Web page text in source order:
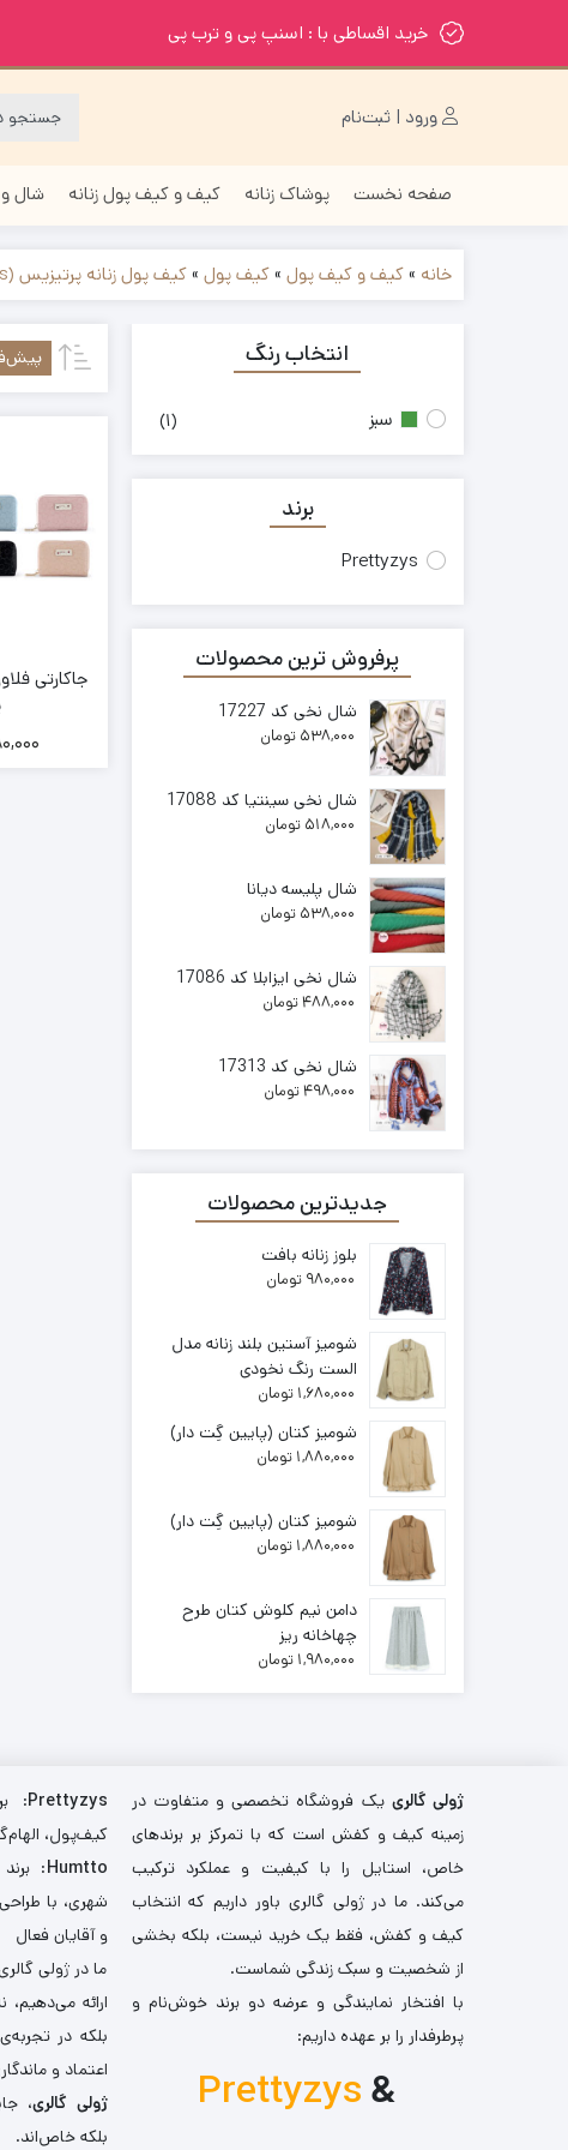
خرید اقساطی با : اسنپ پی و ترب پی
ورود | ثبت‌نام
صفحه نخست پوشاک زنانه کیف و کیف پول زنانه شال
خانه »کیف و کیف پول »کیف پول »کیف پول زنانه پرتیزیس (Prettyzys)
انتخاب رنگ
سبز (1)
برند
Prettyzys
پرفروش ترین محصولات
شال نخی کد 17227
538,000 تومان
شال نخی سینتیا کد 17088
518,000 تومان
شال پلیسه دیانا
538,000 تومان
شال نخی ایزابلا کد 17086
488,000تومان
شال نخی کد 17313
498,000تومان
جدیدترین محصولات
بلوز زنانه بافت
980,000 تومان
شومیز آستین بلند زنانه مدل
الست رنگ نخودی
1,680,000 تومان
شومیز کتان (پایین گِت دار)
1,880,000 تومان
شومیز کتان (پایین گِت دار)
1,880,000 تومان
دامن نیم کلوش کتان طرح
چهاخانه ریز
1,980,000 تومان
ژولی گالری یک فروشگاه تخصصی و متفاوت در
زمینه کیف و کفش است که با تمرکز بر برندهای
خاص، استایل را با کیفیت و عملکرد ترکیب
می‌کند. ما در ژولی گالری باور داریم که انتخاب
کیف و کفش، فقط یک خرید نیست، بلکه بخشی
از شخصیت و سبک زندگی شماست.
با افتخار نمایندگی و عرضه دو برند خوش‌نام و
پرطرفدار را بر عهده داریم:
Prettyzys&
Prettyzys
:
کیف‌پول،
Humtto
:
شهری، با
و آقایان فعال
ما در ژولی
ارائه
بلکه در
اعتماد و
ژولی گالری،
بلکه خاص‌اند.